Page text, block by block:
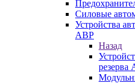
Силовые
Устройства
АВР
Назад
резерва